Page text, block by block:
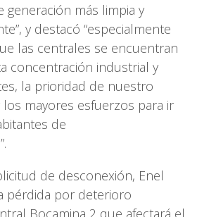
generación más limpia y
y destacó “especialmente
las centrales se encuentran
concentración industrial y
la prioridad de nuestro
mayores esfuerzos para ir
de
de desconexión, Enel
pérdida por deterioro
Bocamina 2 que afectará el